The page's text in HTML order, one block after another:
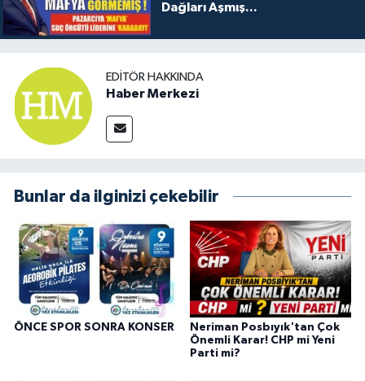
Dağları Aşmış...
EDITÖR HAKKINDA
Haber Merkezi
Bunlar da ilginizi çekebilir
ÖNCE SPOR SONRA KONSER
Neriman Posbıyık'tan Çok
Önemli Karar! CHP mi Yeni
Parti mi?